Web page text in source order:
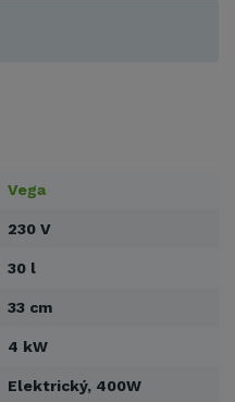
Vega
230 V
30 l
33 cm
4 kW
Elektrický, 400W